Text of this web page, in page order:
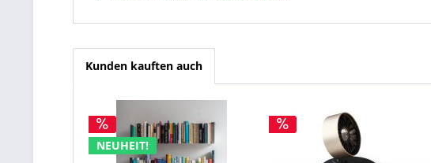
Kunden kauften auch
NEUHEIT!